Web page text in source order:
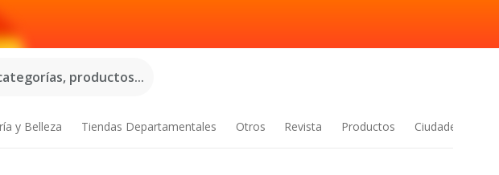
productos...
y Belleza Tiendas Departamentales Otros Revista Productos Ciudades